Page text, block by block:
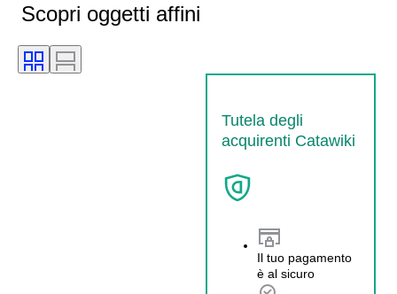
Scopri oggetti affini
Tutela degli
acquirenti Catawiki
Il tuo pagamento
è al sicuro